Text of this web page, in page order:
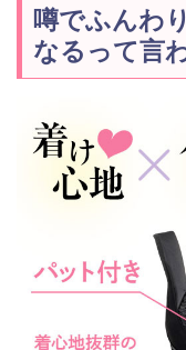
噂でふんわ
なるって言